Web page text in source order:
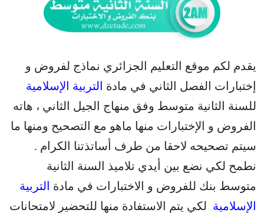
يقدم لكم موقع التعليم الجزائري نماذج لفروض و
إختبارات الفصل الثاني في مادة التربية الإسلامية
للسنة الثانية متوسط وفق منهاج الجيل الثاني ، هاته
الفروض و الإختبارات منها ماهو مع التصحيح ومنها ما
سيتم تصحيحه لاحقا من طرف أساتذتنا الكرام .
نطمح لكي نضع بين أيدي تلاميذ السنة الثانية
متوسط بنك للفروض و الاختبارات في مادة التربية
الإسلامية لكي يتم الاستفادة منها للتحضير لامتحانات